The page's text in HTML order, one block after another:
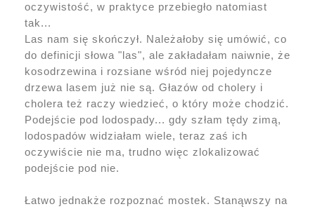
oczywistość, w praktyce przebiegło natomiast
tak...
Las nam się skończył. Należałoby się umówić, co
do definicji słowa "las", ale zakładałam naiwnie, że
kosodrzewina i rozsiane wśród niej pojedyncze
drzewa lasem już nie są. Głazów od cholery i
cholera też raczy wiedzieć, o który może chodzić.
Podejście pod lodospady... gdy szłam tędy zimą,
lodospadów widziałam wiele, teraz zaś ich
oczywiście nie ma, trudno więc zlokalizować
podejście pod nie.
Łatwo jednakże rozpoznać mostek. Stanąwszy na